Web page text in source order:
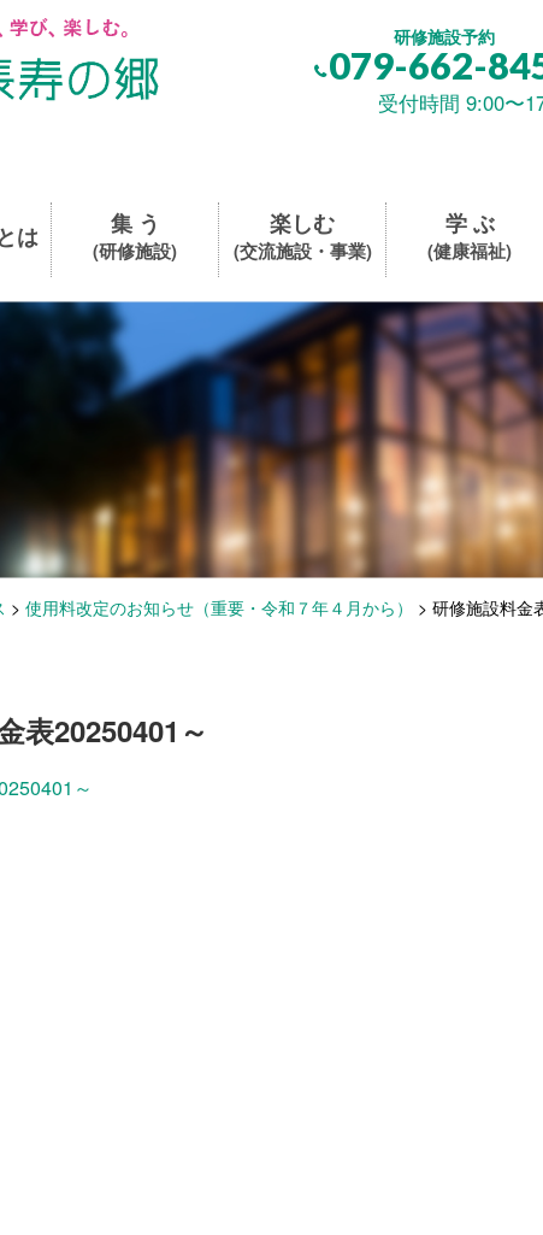
研修施設予約
079-662-
受付時間 9:00〜
は 集 う
(研修施設)
楽しむ
(交流施設・事業)
学 ぶ
(健康福祉)
> 使用料改定のお知らせ（重要・令和７年４月から） > 研修施設料金
表20250401～
～